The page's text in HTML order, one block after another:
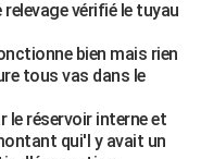
vérifié le tuyau
bien mais rien
tous vas dans le
le réservoir interne et
qui'l y avait un